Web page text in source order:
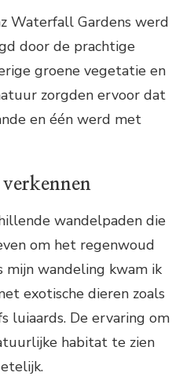
Waterfall Gardens werd
door de prachtige
groene vegetatie en
zorgden ervoor dat
en één werd met
wandelpaden die
om het regenwoud
mijn wandeling kwam ik
exotische dieren zoals
luiaards. De ervaring om
habitat te zien